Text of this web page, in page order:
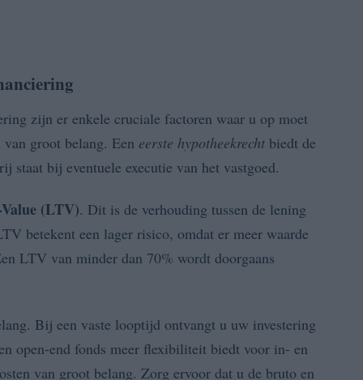
zijn er enkele cruciale factoren waar u op moet
van groot belang. Een eerste hypotheekrecht biedt de
staat bij eventuele executie van het vastgoed.
(LTV). Dit is de verhouding tussen de lening
betekent een lager risico, omdat er meer waarde
LTV van minder dan 70% wordt doorgaans
Bij een vaste looptijd ontvangt u uw investering
open-end fonds meer flexibiliteit biedt voor in- en
van groot belang. Zorg ervoor dat u de bruto en